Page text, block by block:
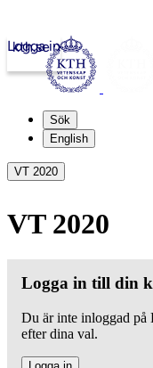
kth.se
Logga in
Sök
English
VT 2020
VT 2020
Logga in till din
Du är inte inloggad på
efter dina val.